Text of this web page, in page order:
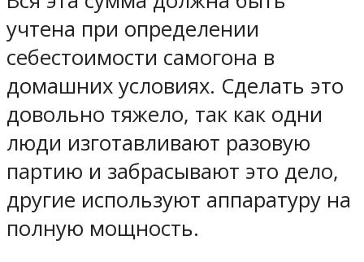
учтена при определении
себестоимости самогона в
домашних условиях. Сделать это
довольно тяжело, так как одни
люди изготавливают разовую
партию и забрасывают это дело,
другие используют аппаратуру на
полную мощность.